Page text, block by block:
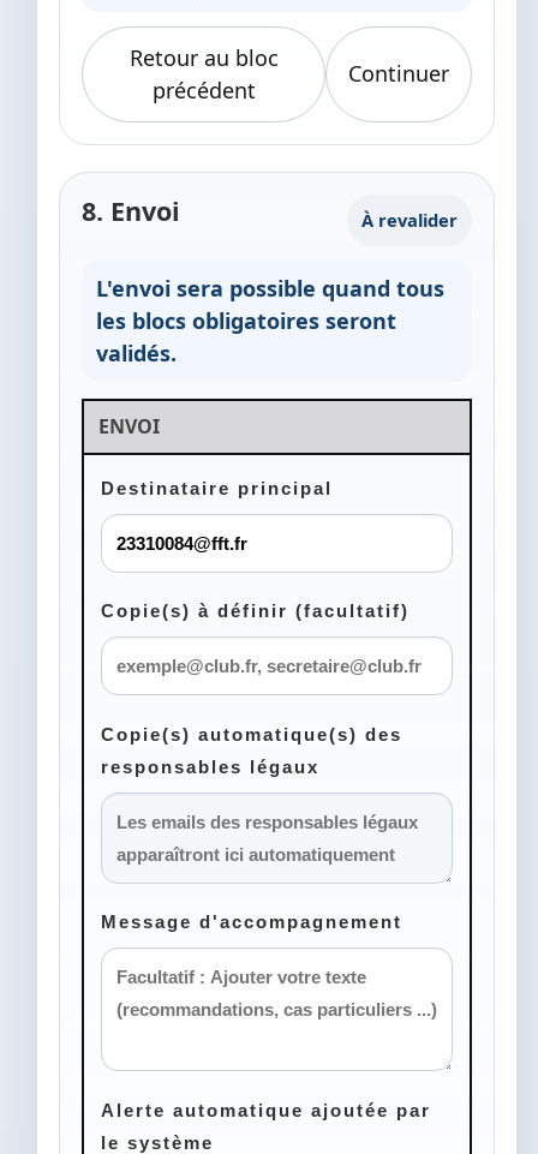
Retour au bloc
précédent
Continuer
8. Envoi À revalider
L'envoi sera possible quand tous
les blocs obligatoires seront
validés.
ENVOI
Destinataire principal
Copie(s) à définir (facultatif)
Copie(s) automatique(s) des
responsables légaux
Message d'accompagnement
Alerte automatique ajoutée par
le système